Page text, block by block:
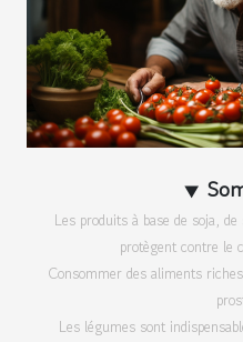
Les produits à base de soja,
protègent contre le
Consommer des aliments
Les légumes sont